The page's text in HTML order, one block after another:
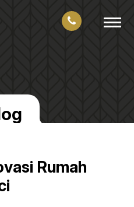
Rumah